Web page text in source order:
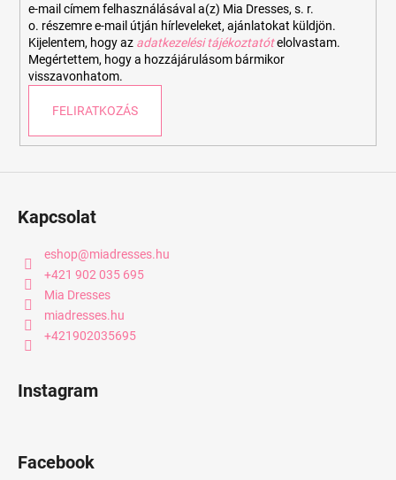
e-mail címem felhasználásával a(z) Mia Dresses, s. r.
o. részemre e-mail útján hírleveleket, ajánlatokat küldjön.
Kijelentem, hogy az adatkezelési tájékoztatót elolvastam.
Megértettem, hogy a hozzájárulásom bármikor
visszavonhatom.
FELIRATKOZÁS
Kapcsolat
eshop@miadresses.hu
+421 902 035 695
Mia Dresses
miadresses.hu
+421902035695
Instagram
Facebook